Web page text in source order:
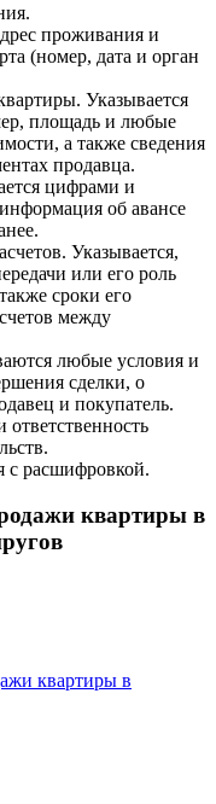
проживания и
(номер, дата и орган
Указывается
площадь и любые
а также сведения
продавца.
цифрами и
об авансе
Указывается,
или его роль
сроки его
между
любые условия и
сделки, о
и покупатель.
ответственность
с расшифровкой.
квартиры в
квартиры в